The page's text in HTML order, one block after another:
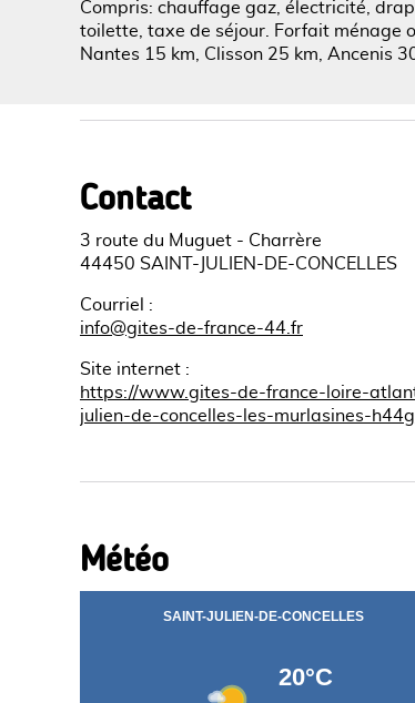
Compris: chauffage gaz, électricité,
toilette, taxe de séjour. Forfait ménage
Nantes 15 km, Clisson 25 km, Ancenis
Contact
3 route du Muguet - Charrère
44450 SAINT-JULIEN-DE-CONCELLES
Courriel
:
info@gites-de-france-44.fr
Site internet :
https://www.gites-de-france-loire-
julien-de-concelles-les-murlasines-
Météo